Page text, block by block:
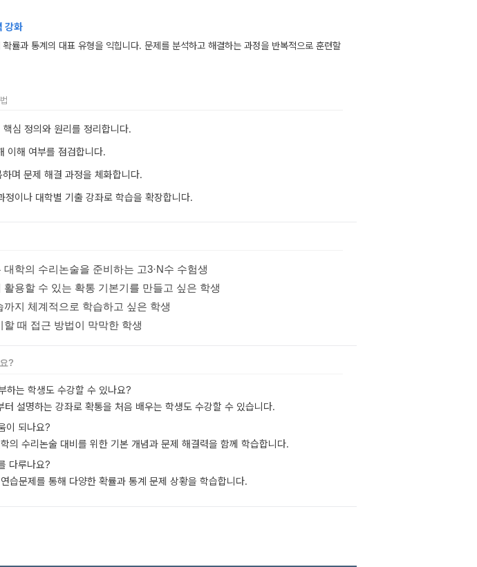
강화
확률과 통계의 대표 유형을 익힙니다. 문제를 분석하고 해결하는 과정을 반복적으로 훈련할
심 정의와 원리를 정리합니다.
이해 여부를 점검합니다.
며 문제 해결 과정을 체화합니다.
이나 대학별 기출 강좌로 학습을 확장합니다.
학의 수리논술을 준비하는 고3·N수 수험생
용할 수 있는 확통 기본기를 만들고 싶은 학생
지 체계적으로 학습하고 싶은 학생
때 접근 방법이 막막한 학생
?
하는 학생도 수강할 수 있나요?
터 설명하는 강좌로 확통을 처음 배우는 학생도 수강할 수 있습니다.
이 되나요?
의 수리논술 대비를 위한 기본 개념과 문제 해결력을 함께 학습합니다.
다루나요?
습문제를 통해 다양한 확률과 통계 문제 상황을 학습합니다.